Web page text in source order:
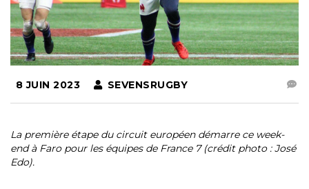
8 JUIN 2023 SEVENSRUGBY
La première étape du circuit européen démarre ce week-
end à Faro pour les équipes de France 7 (crédit photo : José
Edo).